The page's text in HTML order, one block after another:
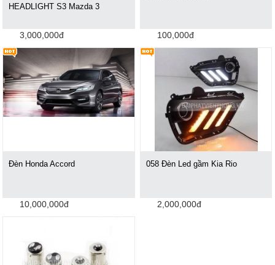
HEADLIGHT S3 Mazda 3
3,000,000đ 100,000đ
Đèn Honda Accord
10,000,000đ
058 Đèn Led gầm Kia Rio
2,000,000đ